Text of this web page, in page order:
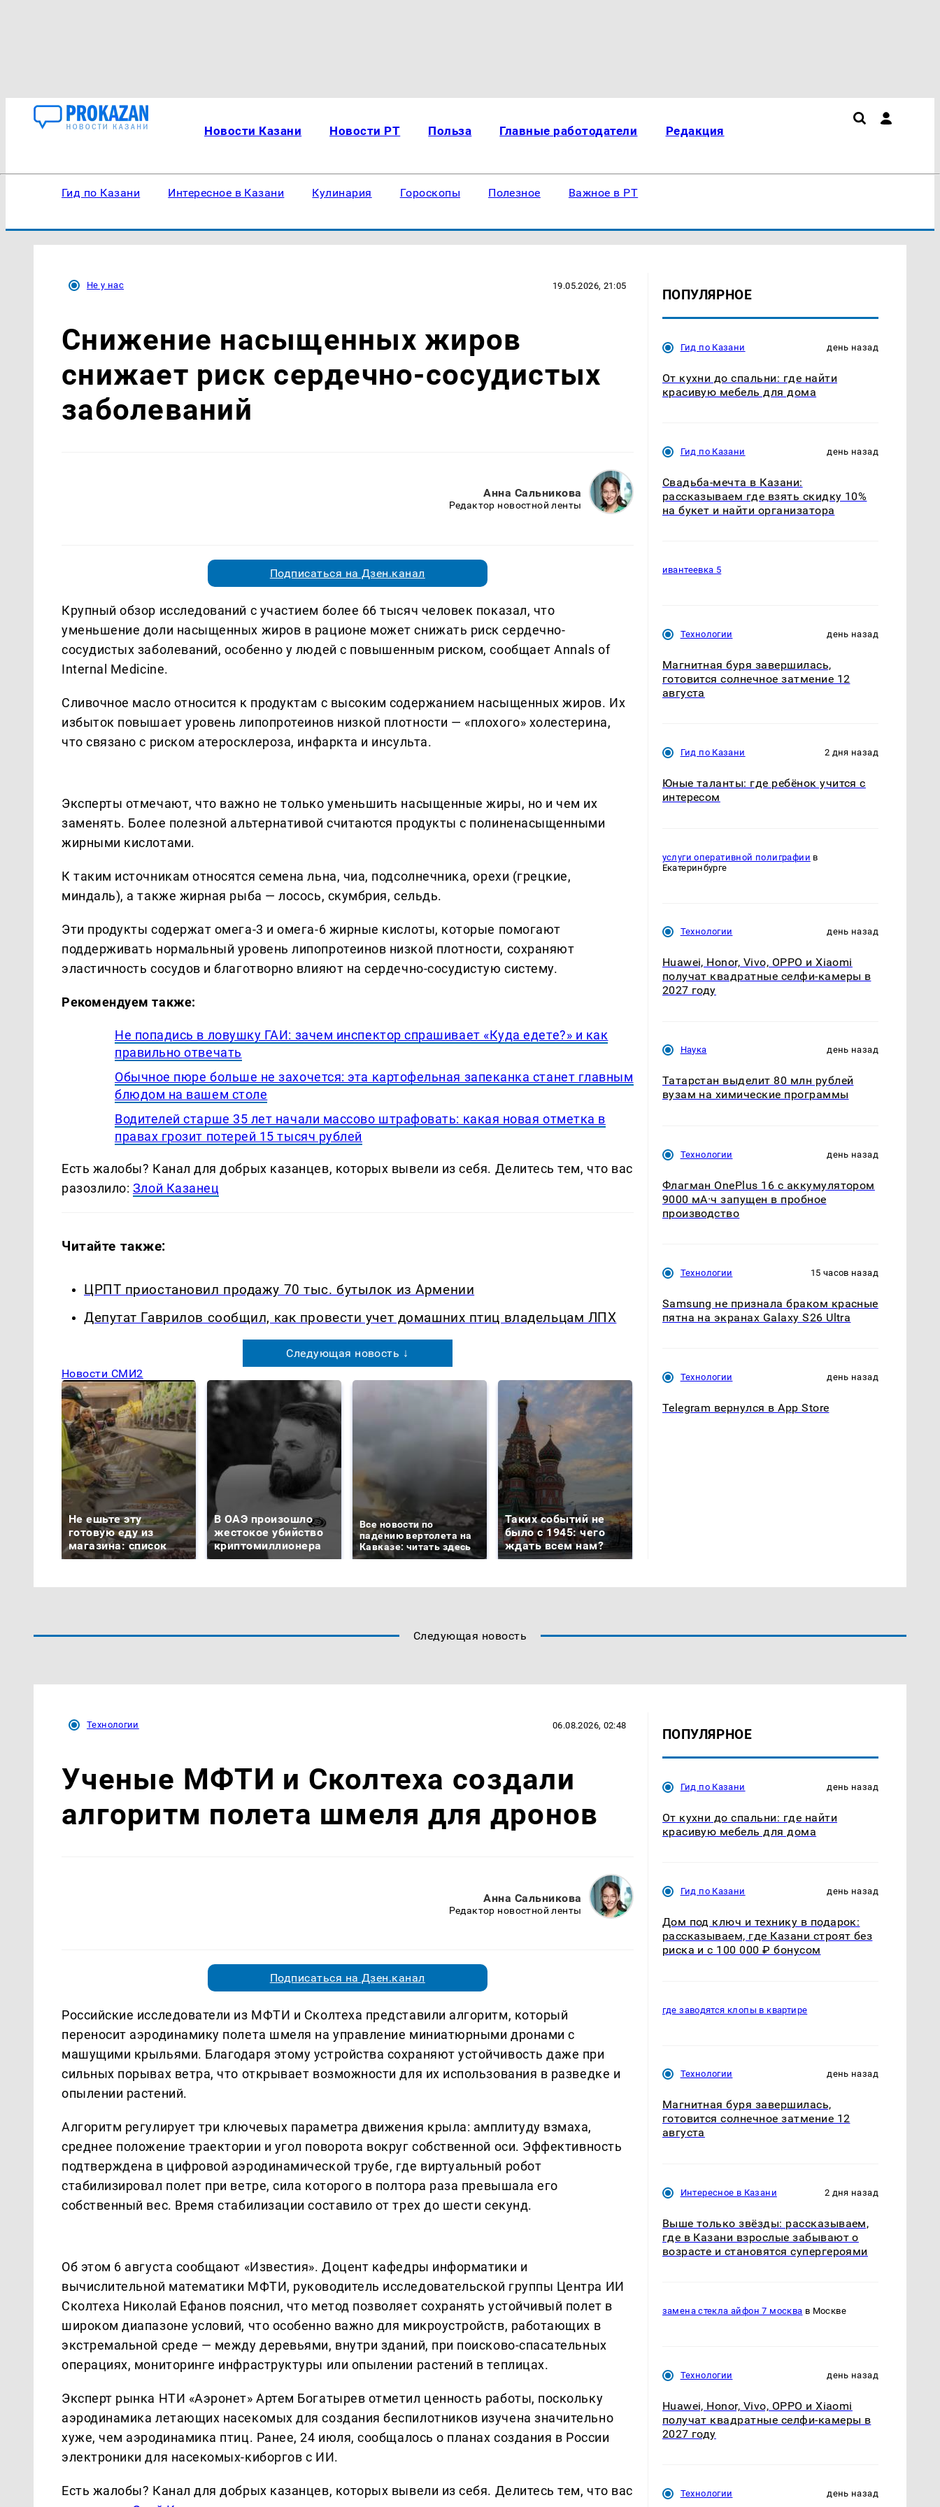
Новости Казани Новости РТ Польза Главные работодатели Редакция
Гид по Казани Интересное в Казани Кулинария Гороскопы Полезное Важное в РТ
Не у нас 19.05.2026, 21:05
Снижение насыщенных жиров
снижает риск сердечно-сосудистых
заболеваний
Анна Сальникова
Редактор новостной ленты
Подписаться на Дзен.канал
Крупный обзор исследований с участием более 66 тысяч человек показал, что
уменьшение доли насыщенных жиров в рационе может снижать риск сердечно-
сосудистых заболеваний, особенно у людей с повышенным риском, сообщает Annals of
Internal Medicine.
Сливочное масло относится к продуктам с высоким содержанием насыщенных жиров. Их
избыток повышает уровень липопротеинов низкой плотности — «плохого» холестерина,
что связано с риском атеросклероза, инфаркта и инсульта.
Эксперты отмечают, что важно не только уменьшить насыщенные жиры, но и чем их
заменять. Более полезной альтернативой считаются продукты с полиненасыщенными
жирными кислотами.
К таким источникам относятся семена льна, чиа, подсолнечника, орехи (грецкие,
миндаль), а также жирная рыба — лосось, скумбрия, сельдь.
Эти продукты содержат омега-3 и омега-6 жирные кислоты, которые помогают
поддерживать нормальный уровень липопротеинов низкой плотности, сохраняют
эластичность сосудов и благотворно влияют на сердечно-сосудистую систему.
Рекомендуем также:
Не попадись в ловушку ГАИ: зачем инспектор спрашивает «Куда едете?» и как
правильно отвечать
Обычное пюре больше не захочется: эта картофельная запеканка станет главным
блюдом на вашем столе
Водителей старше 35 лет начали массово штрафовать: какая новая отметка в
правах грозит потерей 15 тысяч рублей
Есть жалобы? Канал для добрых казанцев, которых вывели из себя. Делитеcь тем, что вас
разозлило: Злой Казанец
Читайте также:
ЦРПТ приостановил продажу 70 тыс. бутылок из Армении
Депутат Гаврилов сообщил, как провести учет домашних птиц владельцам ЛПХ
Следующая новость ↓
Новости СМИ2
Не ешьте эту
готовую еду из
магазина: список
В ОАЭ произошло
жестокое убийство
криптомиллионера
Все новости по
падению вертолета на
Кавказе: читать здесь
Таких событий не
было с 1945: чего
ждать всем нам?
ПОПУЛЯРНОЕ
Гид по Казани день назад
От кухни до спальни: где найти
красивую мебель для дома
Гид по Казани день назад
Свадьба-мечта в Казани:
рассказываем где взять скидку 10%
на букет и найти организатора
ивантеевка 5
Технологии день назад
Магнитная буря завершилась,
готовится солнечное затмение 12
августа
Гид по Казани 2 дня назад
Юные таланты: где ребёнок учится с
интересом
услуги оперативной полиграфии в
Екатеринбурге
Технологии день назад
Huawei, Honor, Vivo, OPPO и Xiaomi
получат квадратные селфи-камеры в
2027 году
Наука день назад
Татарстан выделит 80 млн рублей
вузам на химические программы
Технологии день назад
Флагман OnePlus 16 с аккумулятором
9000 мА·ч запущен в пробное
производство
Технологии 15 часов назад
Samsung не признала браком красные
пятна на экранах Galaxy S26 Ultra
Технологии день назад
Telegram вернулся в App Store
Следующая новость
Технологии 06.08.2026, 02:48
Ученые МФТИ и Сколтеха создали
алгоритм полета шмеля для дронов
Анна Сальникова
Редактор новостной ленты
Подписаться на Дзен.канал
Российские исследователи из МФТИ и Сколтеха представили алгоритм, который
переносит аэродинамику полета шмеля на управление миниатюрными дронами с
машущими крыльями. Благодаря этому устройства сохраняют устойчивость даже при
сильных порывах ветра, что открывает возможности для их использования в разведке и
опылении растений.
Алгоритм регулирует три ключевых параметра движения крыла: амплитуду взмаха,
среднее положение траектории и угол поворота вокруг собственной оси. Эффективность
подтверждена в цифровой аэродинамической трубе, где виртуальный робот
стабилизировал полет при ветре, сила которого в полтора раза превышала его
собственный вес. Время стабилизации составило от трех до шести секунд.
Об этом 6 августа сообщают «Известия». Доцент кафедры информатики и
вычислительной математики МФТИ, руководитель исследовательской группы Центра ИИ
Сколтеха Николай Ефанов пояснил, что метод позволяет сохранять устойчивый полет в
широком диапазоне условий, что особенно важно для микроустройств, работающих в
экстремальной среде — между деревьями, внутри зданий, при поисково-спасательных
операциях, мониторинге инфраструктуры или опылении растений в теплицах.
Эксперт рынка НТИ «Аэронет» Артем Богатырев отметил ценность работы, поскольку
аэродинамика летающих насекомых для создания беспилотников изучена значительно
хуже, чем аэродинамика птиц. Ранее, 24 июля, сообщалось о планах создания в России
электроники для насекомых-киборгов с ИИ.
Есть жалобы? Канал для добрых казанцев, которых вывели из себя. Делитеcь тем, что вас
ПОПУЛЯРНОЕ
Гид по Казани день назад
От кухни до спальни: где найти
красивую мебель для дома
Гид по Казани день назад
Дом под ключ и технику в подарок:
рассказываем, где Казани строят без
риска и с 100 000 ₽ бонусом
где заводятся клопы в квартире
Технологии день назад
Магнитная буря завершилась,
готовится солнечное затмение 12
августа
Интересное в Казани 2 дня назад
Выше только звёзды: рассказываем,
где в Казани взрослые забывают о
возрасте и становятся супергероями
замена стекла айфон 7 москва в Москве
Технологии день назад
Huawei, Honor, Vivo, OPPO и Xiaomi
получат квадратные селфи-камеры в
2027 году
Технологии день назад